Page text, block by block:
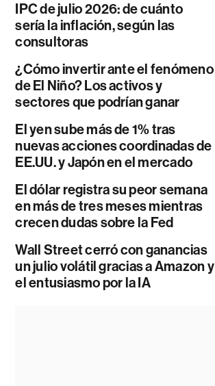
IPC de julio 2026: de cuánto
sería la inflación, según las
consultoras
¿Cómo invertir ante el fenómeno
de El Niño? Los activos y
sectores que podrían ganar
El yen sube más de 1% tras
nuevas acciones coordinadas de
EE.UU. y Japón en el mercado
El dólar registra su peor semana
en más de tres meses mientras
crecen dudas sobre la Fed
Wall Street cerró con ganancias
un julio volátil gracias a Amazon y
el entusiasmo por la IA